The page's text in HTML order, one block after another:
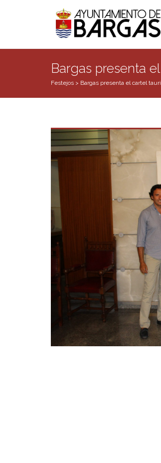
Bargas presenta
Festejos > Bargas presenta el cartel